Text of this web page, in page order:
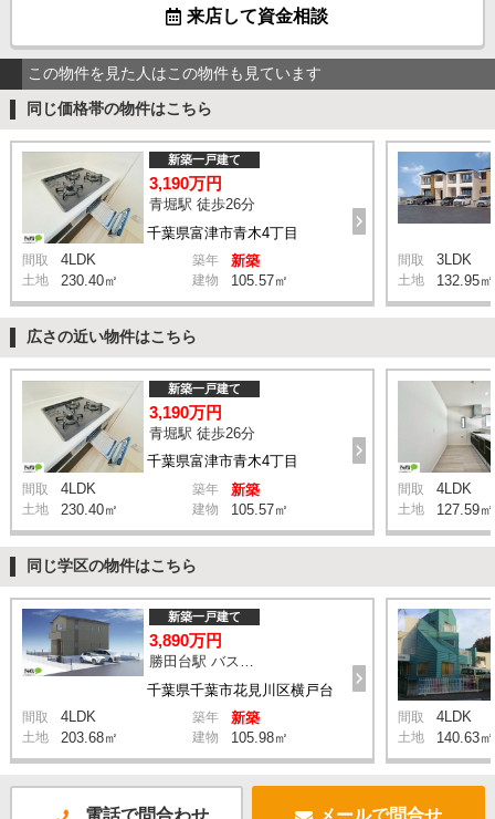
来店して資金相談
この物件を見た人はこの物件も見ています
同じ価格帯の物件はこちら
千葉県富津市青木4丁目
新築一戸建て
3,190万円
青堀駅 徒歩26分
間取 4LDK 築年 新築
土地 230.40㎡ 建物 105.57㎡
間取 3LDK
土地 132.95㎡
広さの近い物件はこちら
千葉県富津市青木4丁目
新築一戸建て
3,190万円
青堀駅 徒歩26分
間取 4LDK 築年 新築
土地 230.40㎡ 建物 105.57㎡
間取 4LDK
土地 127.59㎡
同じ学区の物件はこちら
千葉県千葉市花見川区横戸台
新築一戸建て
3,890万円
勝田台駅 バス22分 停歩7分
間取 4LDK 築年 新築
土地 203.68㎡ 建物 105.98㎡
間取 4LDK
土地 140.63㎡
電話で問合わせ メールで問合せ